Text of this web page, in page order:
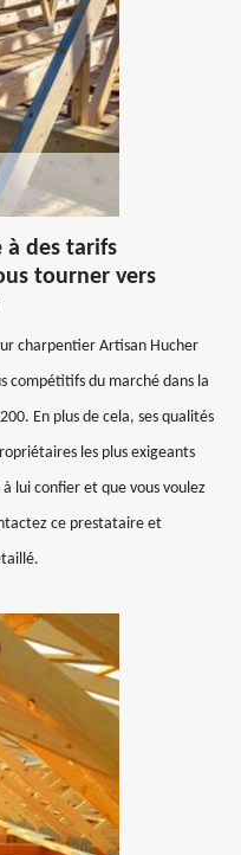
à des tarifs
tourner vers
charpentier Artisan Hucher
compétitifs du marché dans la
En plus de cela, ses qualités
les plus exigeants
lui confier et que vous voulez
ce prestataire et